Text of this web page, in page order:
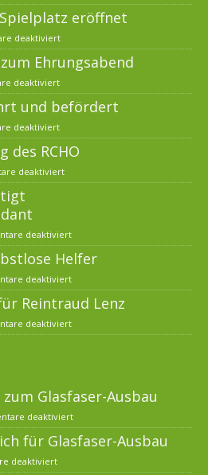
eröffnet
deaktiviert
Ehrungsabend
deaktiviert
und befördert
deaktiviert
des RCHO
deaktiviert
deaktiviert
Helfer
deaktiviert
Reintraud Lenz
deaktiviert
Glasfaser-Ausbau
deaktiviert
für Glasfaser-Ausbau
deaktiviert